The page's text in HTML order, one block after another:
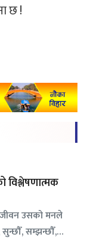
छ !
विश्लेषणात्मक
उसको मनले
सुन्छौँ, सम्झन्छौँ,…